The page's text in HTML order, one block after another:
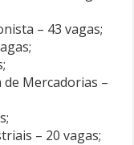
– 43 vagas;
de Mercadorias –
– 20 vagas;